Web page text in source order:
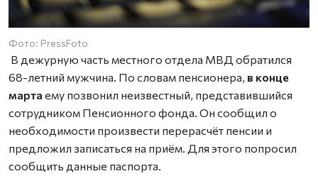
Фото: PressFoto
В дежурную часть местного отдела МВД обратился
68-летний мужчина. По словам пенсионера, в конце
марта ему позвонил неизвестный, представившийся
сотрудником Пенсионного фонда. Он сообщил о
необходимости произвести перерасчёт пенсии и
предложил записаться на приём. Для этого попросил
сообщить данные паспорта.